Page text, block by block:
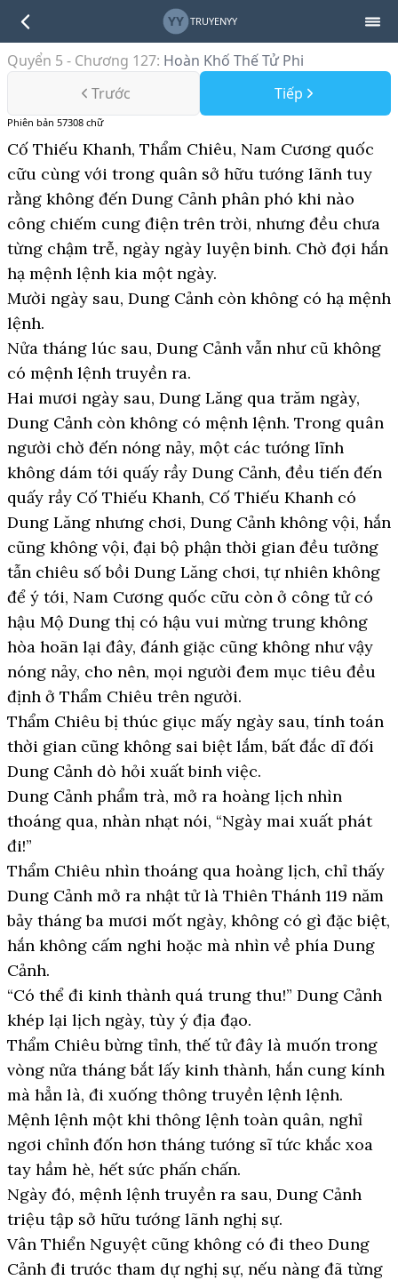
YY TRUYENYY
Quyển 5 - Chương 127: Hoàn Khố Thế Tử Phi
Trước
Tiếp
Phiên bản 57308 chữ
Cố Thiếu Khanh, Thẩm Chiêu, Nam Cương quốc
cữu cùng với trong quân sở hữu tướng lãnh tuy
rằng không đến Dung Cảnh phân phó khi nào
công chiếm cung điện trên trời, nhưng đều chưa
từng chậm trễ, ngày ngày luyện binh. Chờ đợi hắn
hạ mệnh lệnh kia một ngày.
Mười ngày sau, Dung Cảnh còn không có hạ mệnh
lệnh.
Nửa tháng lúc sau, Dung Cảnh vẫn như cũ không
có mệnh lệnh truyền ra.
Hai mươi ngày sau, Dung Lăng qua trăm ngày,
Dung Cảnh còn không có mệnh lệnh. Trong quân
người chờ đến nóng nảy, một các tướng lĩnh
không dám tới quấy rầy Dung Cảnh, đều tiến đến
quấy rầy Cố Thiếu Khanh, Cố Thiếu Khanh có
Dung Lăng nhưng chơi, Dung Cảnh không vội, hắn
cũng không vội, đại bộ phận thời gian đều tưởng
tẫn chiêu số bồi Dung Lăng chơi, tự nhiên không
để ý tới, Nam Cương quốc cữu còn ở công tử có
hậu Mộ Dung thị có hậu vui mừng trung không
hòa hoãn lại đây, đánh giặc cũng không như vậy
nóng nảy, cho nên, mọi người đem mục tiêu đều
định ở Thẩm Chiêu trên người.
Thẩm Chiêu bị thúc giục mấy ngày sau, tính toán
thời gian cũng không sai biệt lắm, bất đắc dĩ đối
Dung Cảnh dò hỏi xuất binh việc.
Dung Cảnh phẩm trà, mở ra hoàng lịch nhìn
thoáng qua, nhàn nhạt nói, “Ngày mai xuất phát
đi!”
Thẩm Chiêu nhìn thoáng qua hoàng lịch, chỉ thấy
Dung Cảnh mở ra nhật tử là Thiên Thánh 119 năm
bảy tháng ba mươi mốt ngày, không có gì đặc biệt,
hắn không cấm nghi hoặc mà nhìn về phía Dung
Cảnh.
“Có thể đi kinh thành quá trung thu!” Dung Cảnh
khép lại lịch ngày, tùy ý địa đạo.
Thẩm Chiêu bừng tỉnh, thế tử đây là muốn trong
vòng nửa tháng bắt lấy kinh thành, hắn cung kính
mà hẳn là, đi xuống thông truyền lệnh lệnh.
Mệnh lệnh một khi thông lệnh toàn quân, nghỉ
ngơi chỉnh đốn hơn tháng tướng sĩ tức khắc xoa
tay hầm hè, hết sức phấn chấn.
Ngày đó, mệnh lệnh truyền ra sau, Dung Cảnh
triệu tập sở hữu tướng lãnh nghị sự.
Vân Thiển Nguyệt cũng không có đi theo Dung
Cảnh đi trước tham dự nghị sự, nếu nàng đã từng